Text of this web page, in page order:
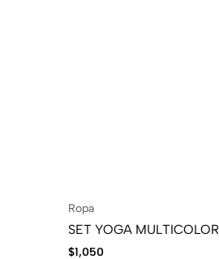
Ropa
SET YOGA MULTICOLOR
$1,050